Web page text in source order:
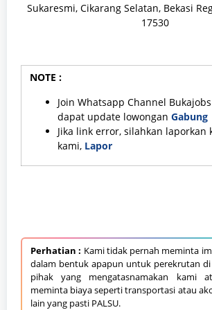
Sukaresmi, Cikarang Selatan, Bekasi
17530
NOTE :
Join Whatsapp Channel
dapat update lowongan Gabung
Jika link error, silahkan laporkan
kami, Lapor
Perhatian : Kami tidak pernah meminta
dalam bentuk apapun untuk perekrutan
pihak yang mengatasnamakan kami
meminta biaya seperti transportasi atau
lain yang pasti PALSU.